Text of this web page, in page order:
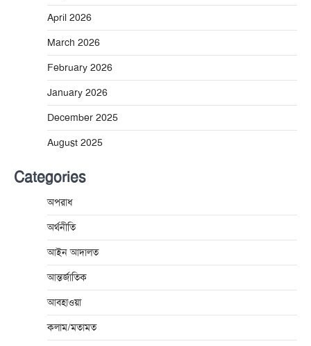
April 2026
March 2026
February 2026
January 2026
December 2025
August 2025
Categories
অপরাধ
অর্থনীতি
আইন আদালত
আন্তর্জাতিক
আবহাওয়া
কলাম/মতামত